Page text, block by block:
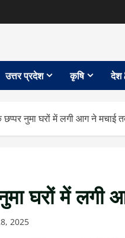
उत्तर प्रदेश कृषि देश
नुमा घरों में लगी आग ने मचाई
घरों में लगी
2025